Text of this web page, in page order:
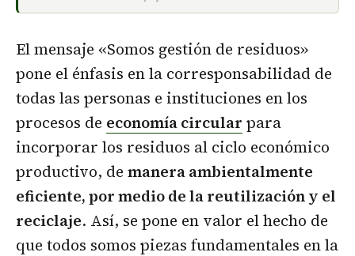
El mensaje «Somos gestión de residuos»
pone el énfasis en la corresponsabilidad de
todas las personas e instituciones en los
procesos de economía circular para
incorporar los residuos al ciclo económico
productivo, de manera ambientalmente
eficiente, por medio de la reutilización y el
reciclaje. Así, se pone en valor el hecho de
que todos somos piezas fundamentales en la